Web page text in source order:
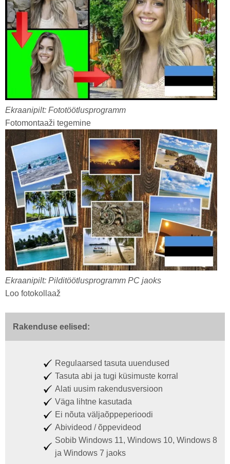
Ekraanipilt: Fototöötlusprogramm
Fotomontaaži tegemine
Ekraanipilt: Pilditöötlusprogramm PC jaoks
Loo fotokollaaž
Rakenduse eelised:
Regulaarsed tasuta uuendused
Tasuta abi ja tugi küsimuste korral
Alati uusim rakendusversioon
Väga lihtne kasutada
Ei nõuta väljaõppeperioodi
Abivideod / õppevideod
Sobib Windows 11, Windows 10, Windows 8
ja Windows 7 jaoks